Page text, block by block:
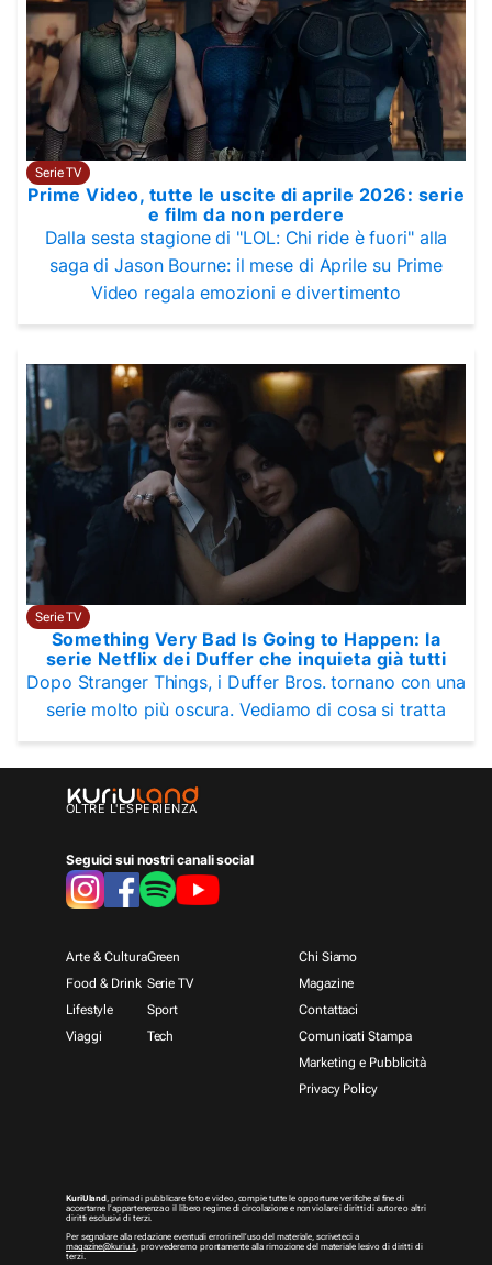
Serie TV
Prime Video, tutte le uscite di aprile 2026: serie
e film da non perdere
Dalla sesta stagione di "LOL: Chi ride è fuori" alla
saga di Jason Bourne: il mese di Aprile su Prime
Video regala emozioni e divertimento
Serie TV
Something Very Bad Is Going to Happen: la
serie Netflix dei Duffer che inquieta già tutti
Dopo Stranger Things, i Duffer Bros. tornano con una
serie molto più oscura. Vediamo di cosa si tratta
OLTRE L'ESPERIENZA
Seguici sui nostri canali social
Arte & Cultura
Food & Drink
Lifestyle
Viaggi
Green
Serie TV
Sport
Tech
Chi Siamo
Magazine
Contattaci
Comunicati Stampa
Marketing e Pubblicità
Privacy Policy
KuriUland, prima di pubblicare foto e video, compie tutte le opportune verifiche al fine di
accertarne l’appartenenza o il libero regime di circolazione e non violare i diritti di autore o altri
diritti esclusivi di terzi.
Per segnalare alla redazione eventuali errori nell’uso del materiale, scriveteci a
magazine@kuriu.it, provvederemo prontamente alla rimozione del materiale lesivo di diritti di
terzi.